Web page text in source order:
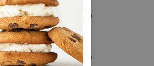
Perfect